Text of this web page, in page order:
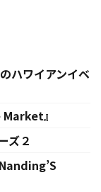
ハワイアンイベ
』
ズ２